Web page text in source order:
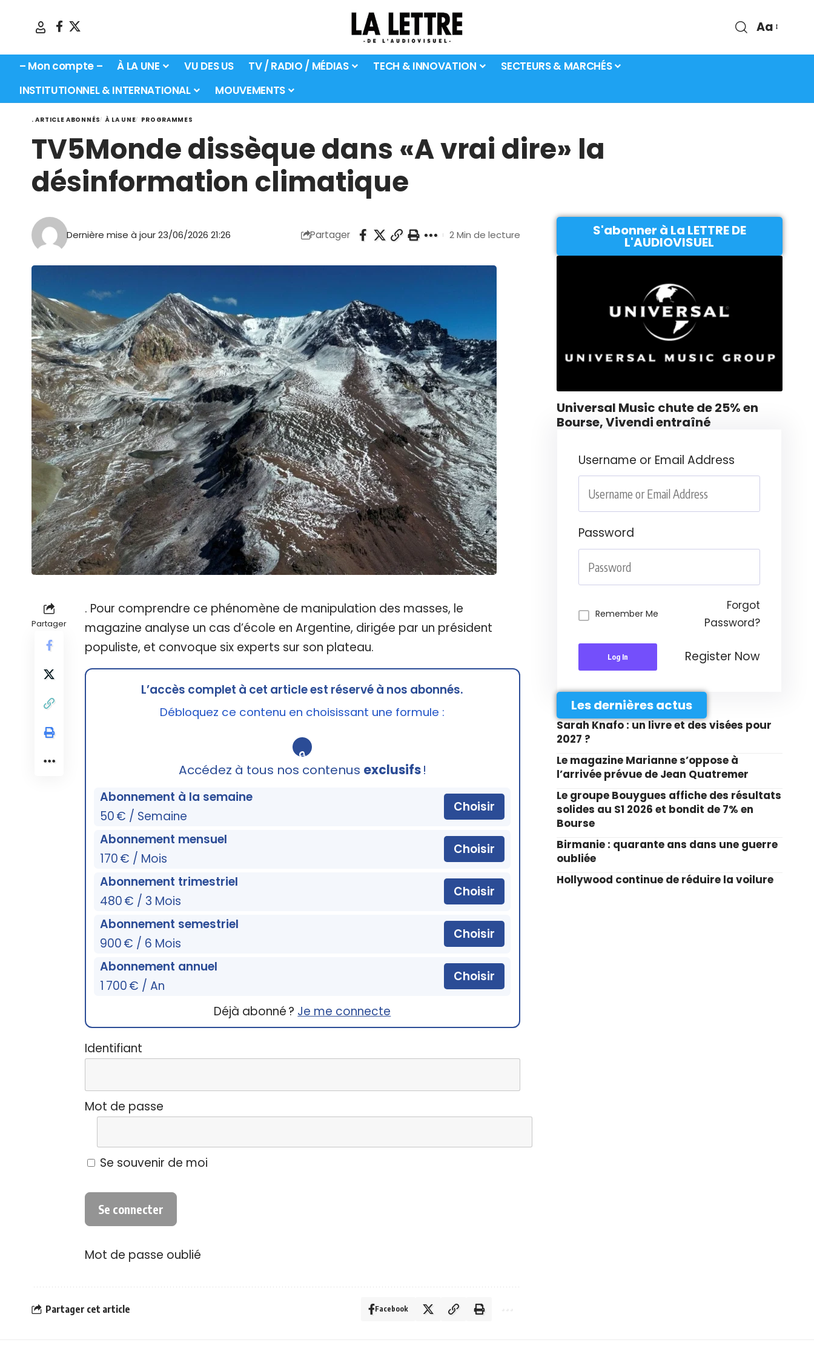
Aa
– Mon compte – À LA UNE VU DES US TV / RADIO / MÉDIAS TECH & INNOVATION
SECTEURS & MARCHÉS
INSTITUTIONNEL & INTERNATIONAL
MOUVEMENTS
. ARTICLE ABONNÉS À LA UNE PROGRAMMES
TV5Monde dissèque dans «A vrai dire» la
désinformation climatique
Dernière mise à jour 23/06/2026 21:26 Partager 2 Min de lecture
Partager
. Pour comprendre ce phénomène de manipulation des masses, le
magazine analyse un cas d’école en Argentine, dirigée par un président
populiste, et convoque six experts sur son plateau.
L’accès complet à cet article est réservé à nos abonnés.
Débloquez ce contenu en choisissant une formule :
🔒
Accédez à tous nos contenus exclusifs!
Abonnement à la semaine
50 € / Semaine
Choisir
Abonnement mensuel
170 € / Mois
Choisir
Abonnement trimestriel
480 € / 3 Mois
Choisir
Abonnement semestriel
900 € / 6 Mois
Choisir
Abonnement annuel
1 700 € / An
Choisir
Déjà abonné ? Je me connecte
Identifiant
Mot de passe
Se souvenir de moi
Mot de passe oublié
Partager cet article Facebook
S'abonner à La LETTRE DE
L'AUDIOVISUEL
Universal Music chute de 25% en
Bourse, Vivendi entraîné
Username or Email Address
Password
Remember Me
Forgot
Password?
Log In Register Now
Les dernières actus
Sarah Knafo : un livre et des visées pour
2027 ?
Le magazine Marianne s’oppose à
l’arrivée prévue de Jean Quatremer
Le groupe Bouygues affiche des résultats
solides au S1 2026 et bondit de 7% en
Bourse
Birmanie : quarante ans dans une guerre
oubliée
Hollywood continue de réduire la voilure